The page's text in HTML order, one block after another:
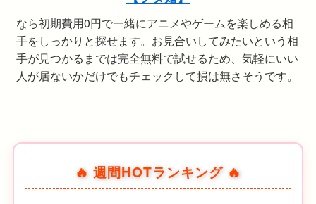
なら初期費用0円で一緒にアニメやゲームを楽しめる相
手をしっかりと探せます。お見合いしてみたいという相
手が見つかるまでは完全無料で試せるため、気軽にいい
人が居ないかだけでもチェックして損は無さそうです。
🔥 週間HOTランキング 🔥